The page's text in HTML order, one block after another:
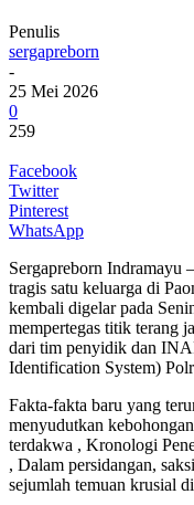
Penulis
sergapreborn
-
25 Mei 2026
0
259
Facebook
Twitter
Pinterest
WhatsApp
Sergapreborn Indramayu
tragis satu keluarga di
kembali digelar pada
mempertegas titik terang
dari tim penyidik dan
Identification System)
Fakta-fakta baru yang
menyudutkan
terdakwa , Kronologi
, Dalam persidangan,
sejumlah temuan krusial